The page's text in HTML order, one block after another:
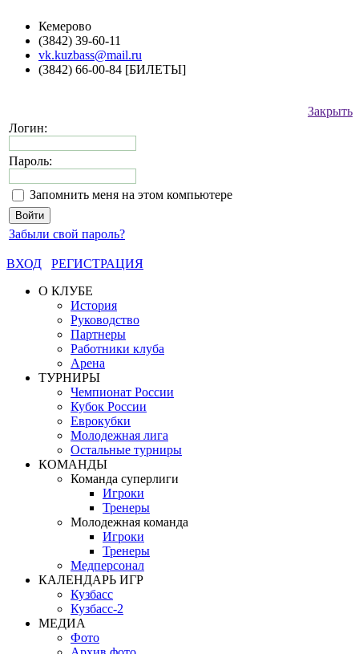
Кемерово
(3842) 39-60-11
vk.kuzbass@mail.ru
(3842) 66-00-84 [БИЛЕТЫ]
Закрыть
Логин:
Пароль:
Запомнить меня на этом компьютере
Забыли свой пароль?
ВХОД
РЕГИСТРАЦИЯ
О КЛУБЕ
История
Руководство
Партнеры
Работники клуба
Арена
ТУРНИРЫ
Чемпионат России
Кубок России
Еврокубки
Молодежная лига
Остальные турниры
КОМАНДЫ
Команда суперлиги
Игроки
Тренеры
Молодежная команда
Игроки
Тренеры
Медперсонал
КАЛЕНДАРЬ ИГР
Кузбасс
Кузбасс-2
МЕДИА
Фото